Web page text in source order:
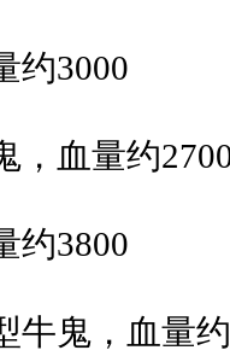
约3000
，血量约
约3800
牛鬼，血量